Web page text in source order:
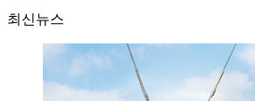
최신뉴스